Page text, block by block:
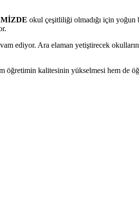
okul çeşitliliği olmadığı için yoğun
ediyor. Ara elaman yetiştirecek okulların
öğretimin kalitesinin yükselmesi hem de